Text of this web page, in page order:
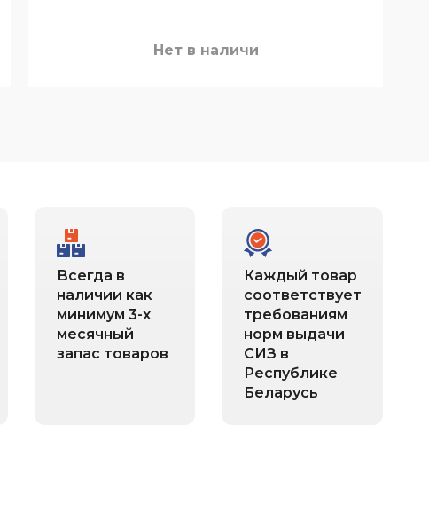
Нет в наличи
Всегда в
наличии как
минимум 3-х
месячный
запас товаров
Каждый товар
соответствует
требованиям
норм выдачи
СИЗ в
Республике
Беларусь